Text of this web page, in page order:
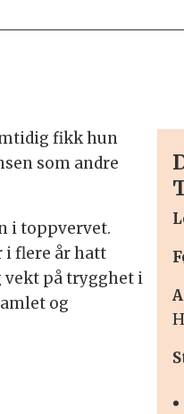
fikk hun
som andre
i toppvervet.
i flere år hatt
på trygghet i
og